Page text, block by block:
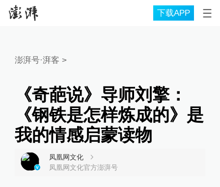
下载APP
澎湃号·湃客 >
《奇葩说》导师刘擎：
《钢铁是怎样炼成的》是
我的情感启蒙读物
凤凰网文化
凤凰网文化官方澎湃号